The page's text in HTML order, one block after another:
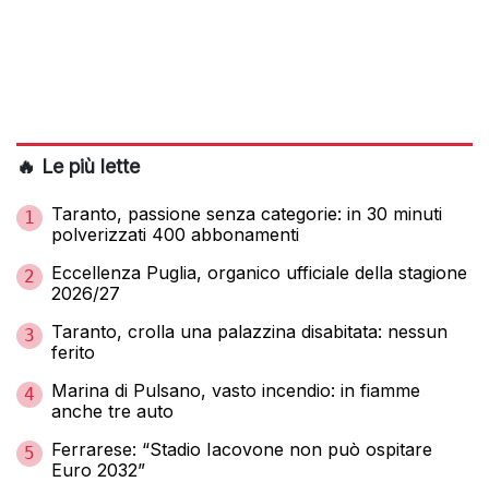
🔥 Le più lette
1
Taranto, passione senza categorie: in 30 minuti
polverizzati 400 abbonamenti
2
Eccellenza Puglia, organico ufficiale della stagione
2026/27
3
Taranto, crolla una palazzina disabitata: nessun
ferito
4
Marina di Pulsano, vasto incendio: in fiamme
anche tre auto
5
Ferrarese: “Stadio Iacovone non può ospitare
Euro 2032”